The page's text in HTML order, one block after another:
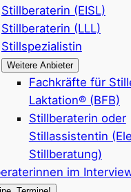
Stillberaterin (EISL)
Stillberaterin (LLL)
Stillspezialistin
Weitere Anbieter
Fachkräfte für
Laktation® (BFB)
Stillberaterin oder
Stillassistentin
Stillberatung)
im